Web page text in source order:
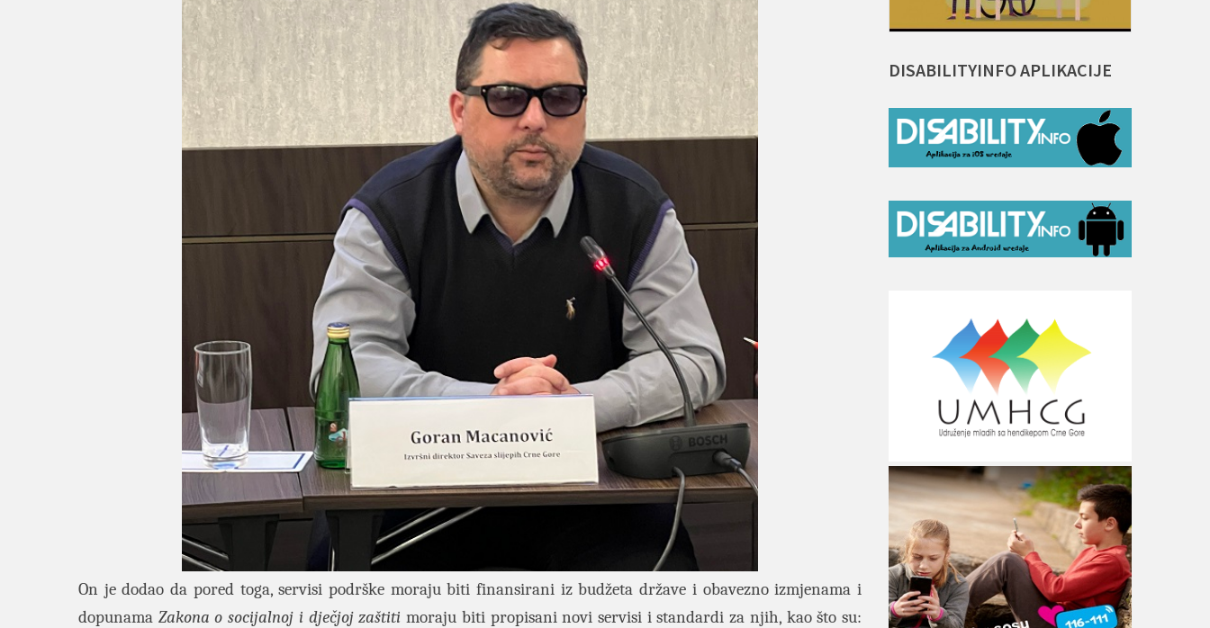
On je dodao da pored toga, servisi podrške moraju biti finansirani iz budžeta države i obavezno izmjenama i
dopunama Zakona o socijalnoj i dječjoj zaštiti moraju biti propisani novi servisi i standardi za njih, kao što su:
DISABILITYINFOAPLIKACIJE